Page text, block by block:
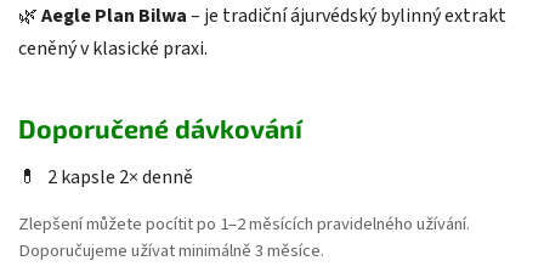
🌿Aegle Plan Bilwa– je tradiční ájurvédský bylinný extrakt
ceněný v klasické praxi.
Doporučené dávkování
💊 2 kapsle 2× denně
Zlepšení můžete pocítit po 1–2 měsících pravidelného užívání.
Doporučujeme užívat minimálně 3 měsíce.